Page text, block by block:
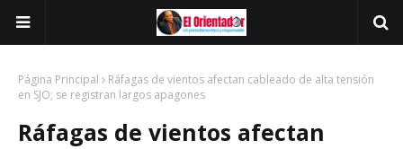
Página Principal
Ráfagas de vientos afectan cableado de alta tensión
en SJO; se registran largos apagones
Ráfagas de vientos afectan